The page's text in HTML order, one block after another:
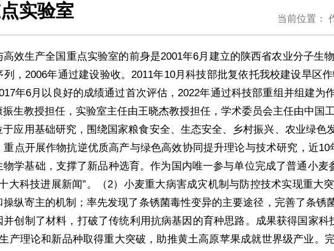
当前位置：
实验室
高效生产全国重点实验室的前身是2001年6月建立的陕西省农业分子生
，2006年通过建设验收。2011年10月科技部批复依托我校建设旱区
年6月以良好的成绩通过首次评估，2022年通过科技部重组并组建
生教授担任，实验室主任由王晓杰教授担任，学术委员会主任由中国
于应用基础研究，围绕国家粮食安全、生态安全、乡村振兴、农业绿
重点开展作物抗逆优质高产与绿色高效协同提升理论与技术研究，近
学基础，支撑了新品种选育。作为国内唯一参与单位完成了普通小
大科技进展新闻”。（2）小麦重大病害成灾机制与防控技术实现重
操纵寄主的机制；率先发现了条锈菌毒性变异的主要途径，完善了条
并创制了材料，打破了传统利用抗病基因的育种思路。成果获得国家
生产理论和新品种取得重大突破，助推黄土高原苹果成就世界级产业